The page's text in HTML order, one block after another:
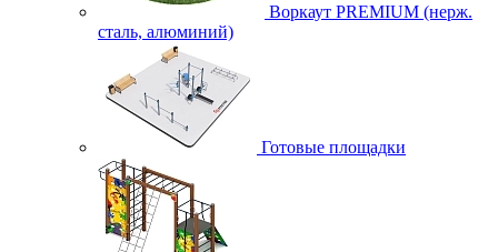
Воркаут PREMIUM (нерж.
сталь, алюминий)
Готовые площадки